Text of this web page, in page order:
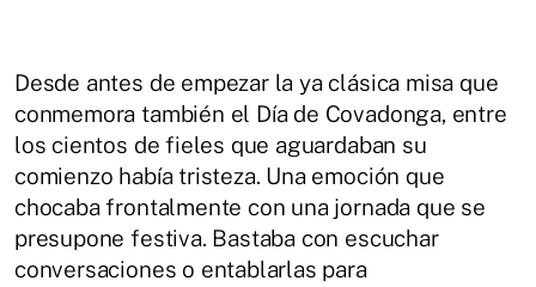
Desde antes de empezar la ya clásica misa que
conmemora también el Día de Covadonga, entre
los cientos de fieles que aguardaban su
comienzo había tristeza. Una emoción que
chocaba frontalmente con una jornada que se
presupone festiva. Bastaba con escuchar
conversaciones o entablarlas para